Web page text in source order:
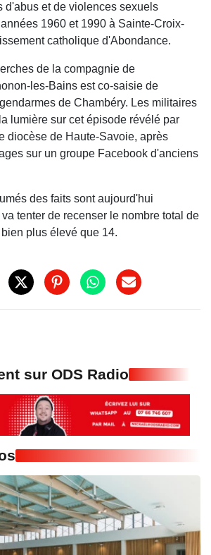
d'abus et de violences sexuels
1960 et 1990 à Sainte-Croix-
catholique d'Abondance.
de la compagnie de
les-Bains est co-saisie de
de Chambéry. Les militaires
lumière sur cet épisode révélé par
diocèse de Haute-Savoie, après
sur un groupe Facebook d'anciens
des faits sont aujourd'hui
tenter de recenser le nombre total de
plus élevé que 14.
sur ODS Radio